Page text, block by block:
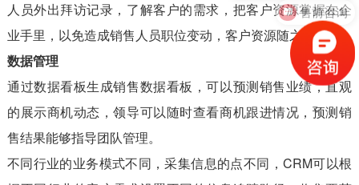
人员外出拜访记录，了解客户的需求，把客户资源掌握在企
业手里，以免造成销售人员职位变动，客户资源随之流失。
数据管理
通过数据看板生成销售数据看板，可以预测销售业绩，直观
的展示商机动态，领导可以随时查看商机跟进情况，预测销
售结果能够指导团队管理。
不同行业的业务模式不同，采集信息的点不同，CRM可以根
售前咨询